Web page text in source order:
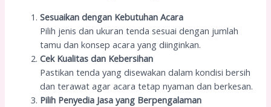
Sesuaikan dengan Kebutuhan Acara
Pilih jenis dan ukuran tenda sesuai dengan jumlah
tamu dan konsep acara yang diinginkan.
Cek Kualitas dan Kebersihan
Pastikan tenda yang disewakan dalam kondisi bersih
dan terawat agar acara tetap nyaman dan berkesan.
Pilih Penyedia Jasa yang Berpengalaman